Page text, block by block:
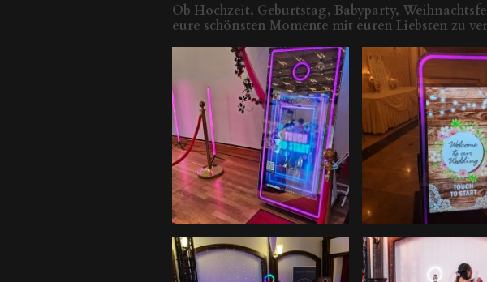
Ob Hochzeit, Geburtstag, Babyparty,
eure schönsten Momente mit euren Liebsten zu